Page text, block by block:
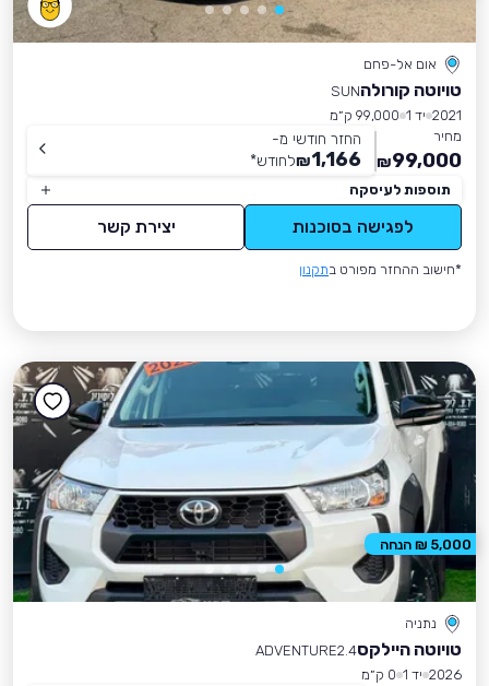
אום אל-פחם
טויוטה קורולהSUN
2021 יד 1
99,000 ק״מ
מחיר
99,000
₪
החזר חודשי מ-
1,166
₪לחודש*
תוספות לעיסקה
לפגישה בסוכנות יצירת קשר
*חישוב ההחזר מפורט בתקנון
נתניה
טויוטה היילקסADVENTURE2.4
2026 יד 1
0 ק״מ
5,000 ₪ הנחה